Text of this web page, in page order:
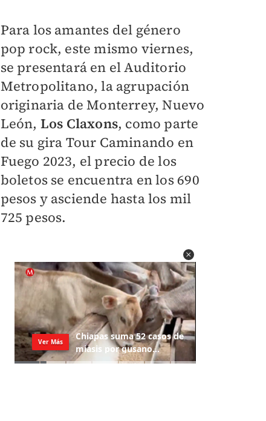
Para los amantes del género
pop rock, este mismo viernes,
se presentará en el Auditorio
Metropolitano, la agrupación
originaria de Monterrey, Nuevo
León, Los Claxons, como parte
de su gira Tour Caminando en
Fuego 2023, el precio de los
boletos se encuentra en los 690
pesos y asciende hasta los mil
725 pesos.